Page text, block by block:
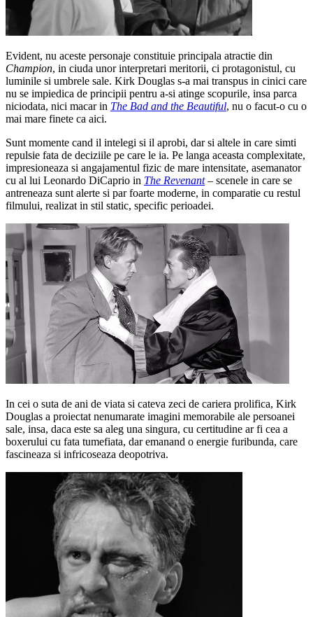
Evident, nu aceste personaje constituie principala atractie din
Champion, in ciuda unor interpretari meritorii, ci protagonistul, cu
luminile si umbrele sale. Kirk Douglas s-a mai transpus in cinici care
nu se impiedica de principii pentru a-si atinge scopurile, insa parca
niciodata, nici macar in The Bad and the Beautiful, nu o facut-o cu o
mai mare finete ca aici.
Sunt momente cand il intelegi si il aprobi, dar si altele in care simti
repulsie fata de deciziile pe care le ia. Pe langa aceasta complexitate,
impresioneaza si angajamentul fizic de mare intensitate, asemanator
cu al lui Leonardo DiCaprio in The Revenant– scenele in care se
antreneaza sunt alerte si par foarte moderne, in comparatie cu restul
filmului, realizat in stil static, specific perioadei.
In cei o suta de ani de viata si cateva zeci de cariera prolifica, Kirk
Douglas a proiectat nenumarate imagini memorabile ale persoanei
sale, insa, daca este sa aleg una singura, cu certitudine ar fi cea a
boxerului cu fata tumefiata, dar emanand o energie furibunda, care
fascineaza si infricoseaza deopotriva.